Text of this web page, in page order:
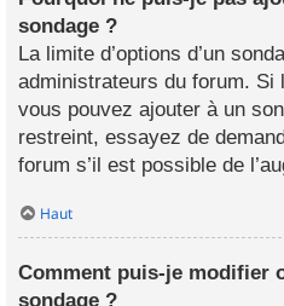
sondage ?
La limite d’options d’un
administrateurs du forum. Si
vous pouvez ajouter à un
restreint, essayez de
forum s’il est possible de
Haut
Comment puis-je modifier
sondage ?